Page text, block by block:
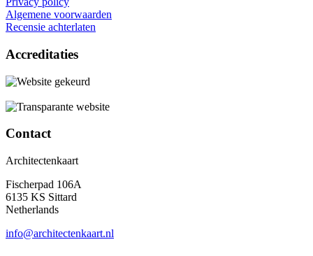
Algemene voorwaarden
Recensie achterlaten
Accreditaties
Contact
Architectenkaart
Fischerpad 106A
6135 KS Sittard
Netherlands
info@architectenkaart.nl